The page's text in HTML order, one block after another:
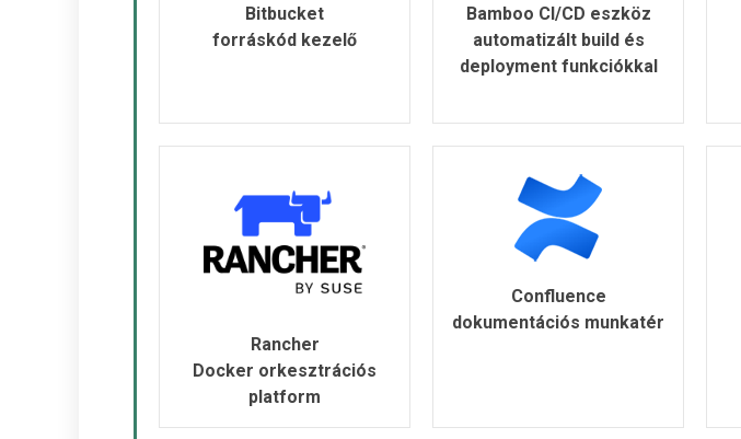
Bitbucket
forráskód kezelő
Bamboo CI/CD eszköz
automatizált build és
deployment funkciókkal
Rancher
Docker orkesztrációs
platform
Confluence
dokumentációs munkatér